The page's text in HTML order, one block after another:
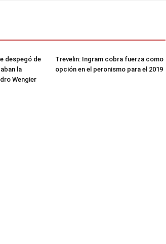
despegó de
la
Wengier
Trevelin: Ingram cobra fuerza como
opción en el peronismo para el 2019